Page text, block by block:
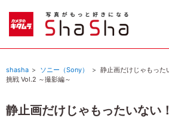
shasha ソニー（Sony）
静止画だけじゃもった
挑戦 Vol.2 ～撮影編～
静止画だけじゃもったいない